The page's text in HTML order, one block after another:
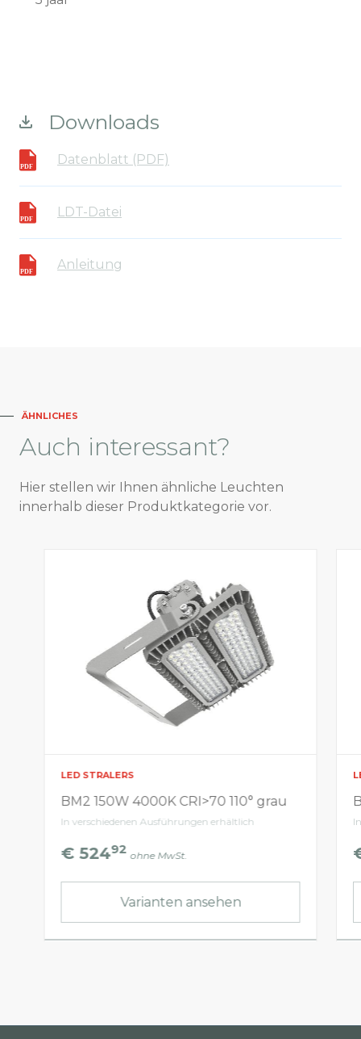
Downloads
Datenblatt (PDF)
LDT-Datei
Anleitung
ÄHNLICHES
Auch interessant?
Hier stellen wir Ihnen ähnliche Leuchten
innerhalb dieser Produktkategorie vor.
LED STRALERS
BM2 150W 4000K CRI>70 110° grau
In verschiedenen Ausführungen erhältlich
€ 52492 ohne MwSt.
Varianten ansehen